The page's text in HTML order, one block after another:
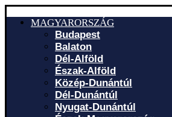
MAGYARORSZÁG
Budapest
Balaton
Dél-Alföld
Észak-Alföld
Közép-Dunántúl
Dél-Dunántúl
Nyugat-Dunántúl